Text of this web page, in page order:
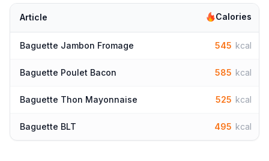
Article Calories
Baguette Jambon Fromage 545 kcal
Baguette Poulet Bacon 585 kcal
Baguette Thon Mayonnaise 525 kcal
Baguette BLT 495 kcal